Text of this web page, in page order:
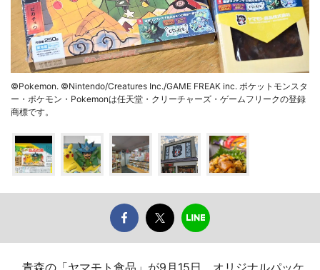
©Pokemon. ©Nintendo/Creatures Inc./GAME FREAK inc. ポケットモンスタ
ー・ポケモン・Pokemonは任天堂・クリーチャーズ・ゲームフリークの登録
商標です。
青森の「ヤマモト食品」が9月15日、オリジナルパッケ